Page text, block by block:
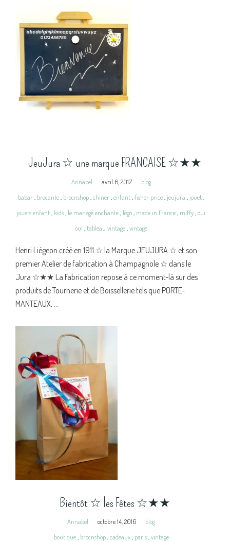
JeuJura ☆ une marque FRANCAISE ☆★★
Annabel avril 6, 2017
blog
babar brocante brocnshop chiner enfant fisher price jeujura jouet
jouets enfant kids le manège enchanté légo made in France miffy oui
oui
tableau vintage vintage
Henri Liégeon créé en 1911 ☆ la Marque JEUJURA ☆ et son
premier Atelier de fabrication à Champagnole ☆ dans le
Jura ☆★★ La Fabrication repose à ce moment-là sur des
produits de Tournerie et de Boissellerie tels que PORTE-
MANTEAUX, ...
Bientôt ☆ les Fêtes ☆★★
Annabel octobre 14, 2016
blog
boutique, brocnshop, cadeaux, paris, vintage